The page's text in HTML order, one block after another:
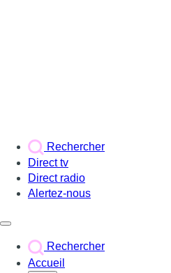
Rechercher
Direct tv
Direct radio
Alertez-nous
Rechercher
Accueil